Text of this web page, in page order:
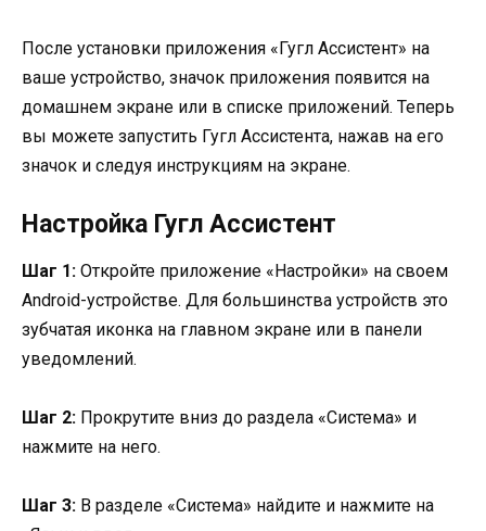
После установки приложения «Гугл Ассистент» на
ваше устройство, значок приложения появится на
домашнем экране или в списке приложений. Теперь
вы можете запустить Гугл Ассистента, нажав на его
значок и следуя инструкциям на экране.
Настройка Гугл Ассистент
Шаг 1: Откройте приложение «Настройки» на своем
Android-устройстве. Для большинства устройств это
зубчатая иконка на главном экране или в панели
уведомлений.
Шаг 2: Прокрутите вниз до раздела «Система» и
нажмите на него.
Шаг 3: В разделе «Система» найдите и нажмите на